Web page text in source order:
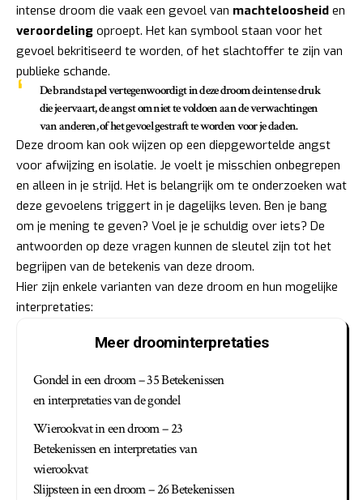
intense droom die vaak een gevoel van machteloosheid en
veroordeling oproept. Het kan symbool staan voor het
gevoel bekritiseerd te worden, of het slachtoffer te zijn van
publieke schande.
De brandstapel vertegenwoordigt in deze droom de intense druk
die je ervaart, de angst om niet te voldoen aan de verwachtingen
van anderen, of het gevoel gestraft te worden voor je daden.
Deze droom kan ook wijzen op een diepgewortelde angst
voor afwijzing en isolatie. Je voelt je misschien onbegrepen
en alleen in je strijd. Het is belangrijk om te onderzoeken wat
deze gevoelens triggert in je dagelijks leven. Ben je bang
om je mening te geven? Voel je je schuldig over iets? De
antwoorden op deze vragen kunnen de sleutel zijn tot het
begrijpen van de betekenis van deze droom.
Hier zijn enkele varianten van deze droom en hun mogelijke
interpretaties:
Meer droominterpretaties
Gondel in een droom – 35 Betekenissen
en interpretaties van de gondel
Wierookvat in een droom – 23
Betekenissen en interpretaties van
wierookvat
Slijpsteen in een droom – 26 Betekenissen